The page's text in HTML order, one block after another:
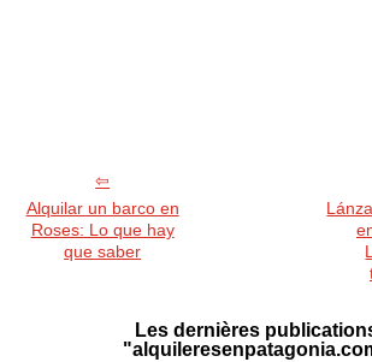
Alquilar un barco en
Roses: Lo que hay
que saber
Les dernières